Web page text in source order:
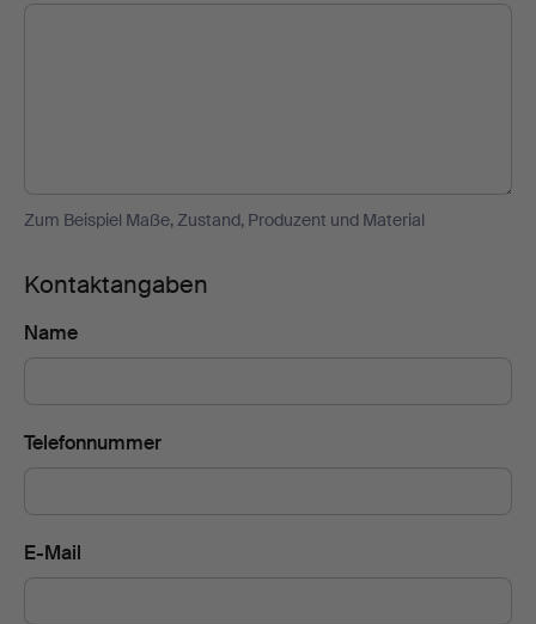
Zum Beispiel Maße, Zustand, Produzent und Material
Kontaktangaben
Name
Telefonnummer
E-Mail